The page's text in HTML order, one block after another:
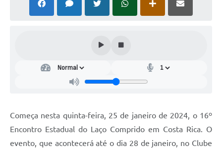
Começa nesta quinta-feira, 25 de janeiro de 2024, o 16º
Encontro Estadual do Laço Comprido em Costa Rica. O
evento, que acontecerá até o dia 28 de janeiro, no Clube